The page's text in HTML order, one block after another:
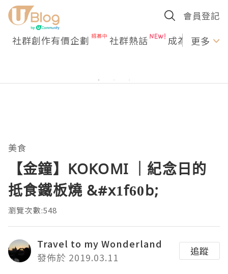
會員登記
社群創作有價企劃 社群熱話 成為U更多
美食
【金鐘】KOKOMI ｜紀念日的
抵食鐵板燒 &#x1f60b;
瀏覽次數:548
Travel to my Wonderland
發佈於 2019.03.11
追蹤